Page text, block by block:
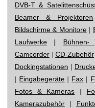
DVB-T &
Beamer & Projektoren
Bildschirme & Monitore|
Laufwerke |
Camcorder | CD-Zubehör
Dockingstationen |
| Eingabegeräte | Fax |
Fotos & Kameras |
Kamerazubehör |